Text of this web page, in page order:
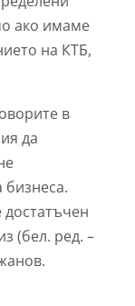
ако имаме
на КТБ,
в
да
бизнеса.
(бел. ред. –